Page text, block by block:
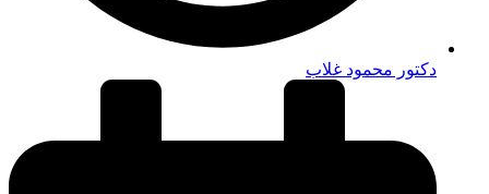
دكتور محمود غلاب